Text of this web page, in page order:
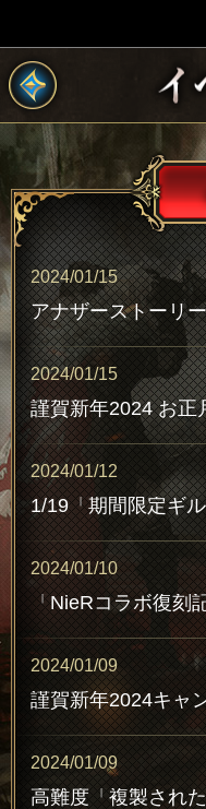
2024/01/15
2024/01/15
2024/01/12
2024/01/10
2024/01/09
謹賀新年2024キャ
2024/01/09